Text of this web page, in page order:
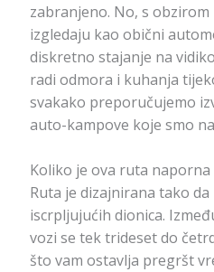
zabranjeno. No, s obzirom
izgledaju kao obični
diskretno stajanje na
radi odmora i kuhanja
svakako preporučujemo
auto-kampove koje smo
Koliko je ova ruta naporna
Ruta je dizajnirana tako
iscrpljujućih dionica.
vozi se tek trideset do
što vam ostavlja pregršt